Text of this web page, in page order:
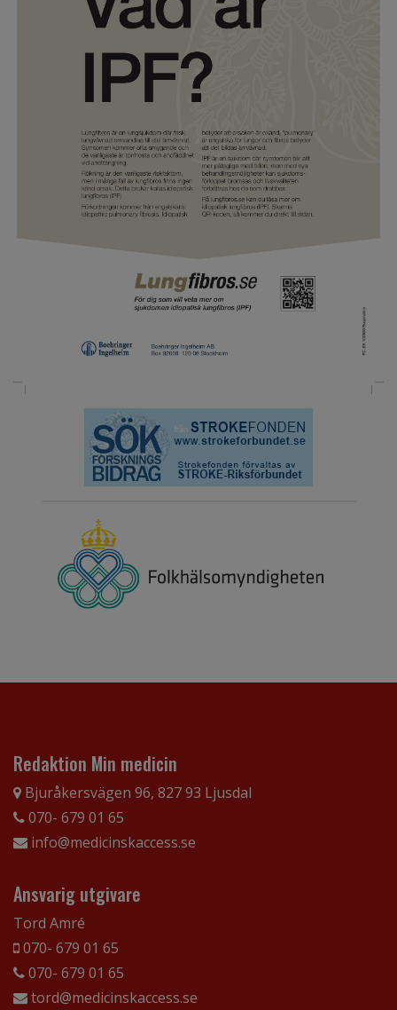
Redaktion Min medicin
Bjuråkersvägen 96, 827 93 Ljusdal
070- 679 01 65
info@medicinskaccess.se
Ansvarig utgivare
Tord Amré
070- 679 01 65
070- 679 01 65
tord@medicinskaccess.se